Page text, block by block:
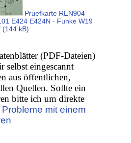
Pruefkarte REN904
E424 E424N - Funke W19
(144 kB)
(PDF-Dateien)
selbst eingescannt
aus öffentlichen,
Quellen. Sollte ein
bitte ich um direkte
Probleme mit einem